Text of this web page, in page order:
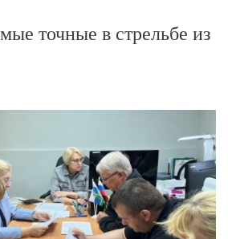
точные в стрельбе из